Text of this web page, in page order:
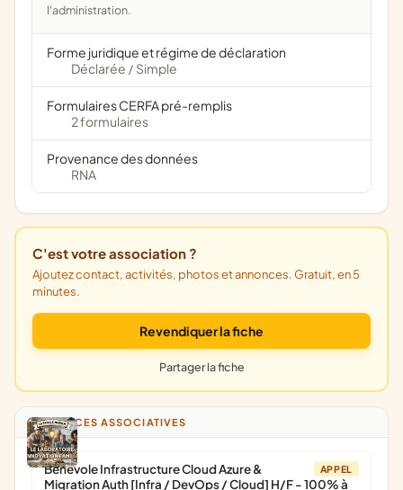
l'administration.
Forme juridique et régime de déclaration
Déclarée / Simple
Formulaires CERFA pré-remplis
2 formulaires
Provenance des données
RNA
C'est votre association ?
Ajoutez contact, activités, photos et annonces. Gratuit, en 5
minutes.
Revendiquer la fiche
Partager la fiche
ANNONCES ASSOCIATIVES
APPEL
Bénévole Infrastructure Cloud Azure &
Migration Auth [Infra / DevOps / Cloud] H/F - 100% à